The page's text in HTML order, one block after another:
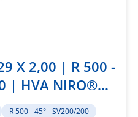
X 2,00 | R 500 -
| HVA NIRO®
R 500 - 45° - SV200/200